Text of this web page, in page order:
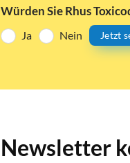
Würden Sie Rhus
Ja Nein Jetzt
Newsletter